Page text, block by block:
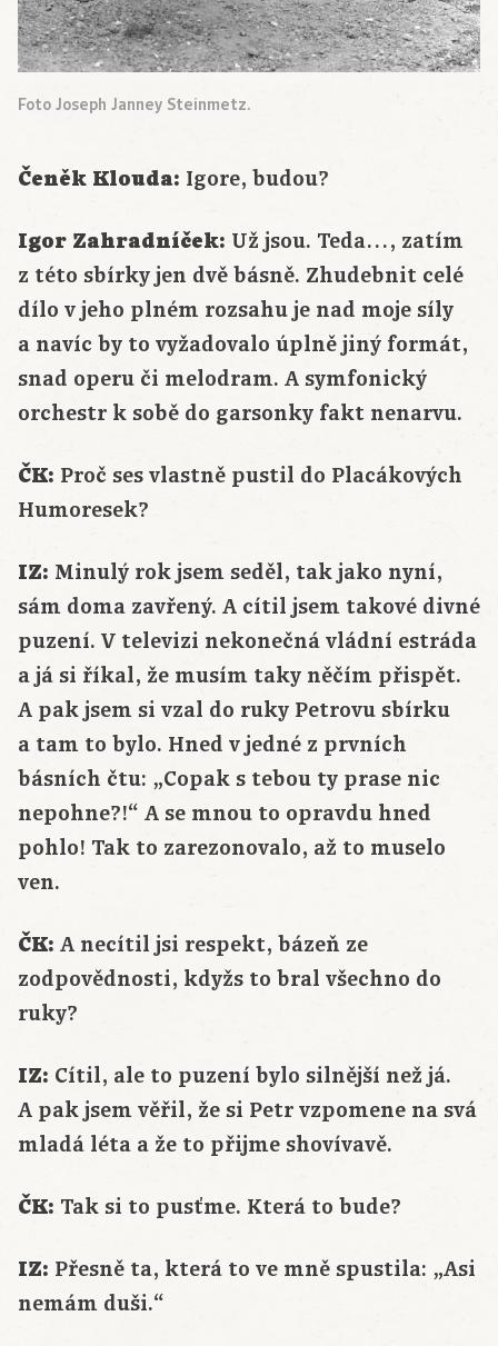
Foto Joseph Janney Steinmetz.
Čeněk Klouda: Igore, budou?
Igor Zahradníček: Už jsou. Teda…, zatím
z této sbírky jen dvě básně. Zhudebnit celé
dílo v jeho plném rozsahu je nad moje síly
a navíc by to vyžadovalo úplně jiný formát,
snad operu či melodram. A symfonický
orchestr k sobě do garsonky fakt nenarvu.
ČK: Proč ses vlastně pustil do Placákových
Humoresek?
IZ: Minulý rok jsem seděl, tak jako nyní,
sám doma zavřený. A cítil jsem takové divné
puzení. V televizi nekonečná vládní estráda
a já si říkal, že musím taky něčím přispět.
A pak jsem si vzal do ruky Petrovu sbírku
a tam to bylo. Hned v jedné z prvních
básních čtu: „Copak s tebou ty prase nic
nepohne?!“ A se mnou to opravdu hned
pohlo! Tak to zarezonovalo, až to muselo
ven.
ČK: A necítil jsi respekt, bázeň ze
zodpovědnosti, kdyžs to bral všechno do
ruky?
IZ: Cítil, ale to puzení bylo silnější než já.
A pak jsem věřil, že si Petr vzpomene na svá
mladá léta a že to přijme shovívavě.
ČK: Tak si to pusťme. Která to bude?
IZ: Přesně ta, která to ve mně spustila: „Asi
nemám duši.“